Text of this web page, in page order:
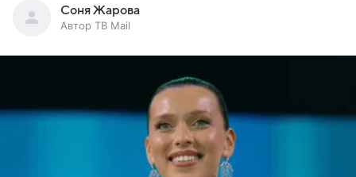
Соня Жарова
Автор ТВ Mail